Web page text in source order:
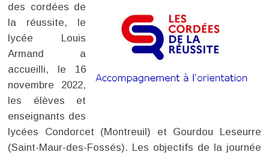
des cordées de
la réussite, le
lycée Louis
Armand a
accueilli, le 16
novembre 2022,
les élèves et
enseignants des
lycées Condorcet (Montreuil) et Gourdou Leseurre
(Saint-Maur-des-Fossés). Les objectifs de la journée